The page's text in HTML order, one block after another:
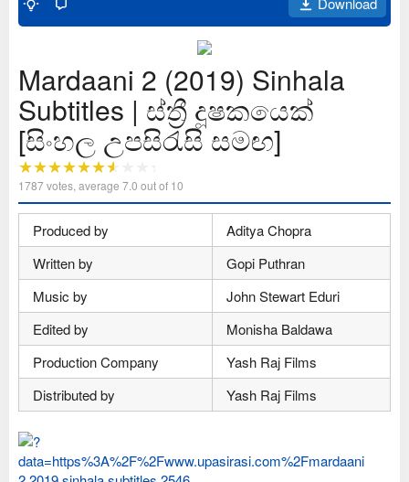
Mardaani 2 (2019) Sinhala
Subtitles | ස්ත්‍රී දූෂකයෙක්
[සිංහල උපසිරැසි සමඟ]
1787votes, average 7.0 out of 10
Produced by
Aditya Chopra
Written by
Gopi Puthran
Music by
John Stewart Eduri
Edited by
Monisha Baldawa
Production Company
Yash Raj Films
Distributed by
Yash Raj Films